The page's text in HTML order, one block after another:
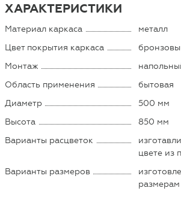
ХАРАКТЕРИСТИКИ
Материал каркаса
металл
Цвет покрытия каркаса
Монтаж
Область применения
бытовая
Диаметр
500 мм
Высота
850 мм
Варианты расцветок
цвете из
Варианты размеров
размерам